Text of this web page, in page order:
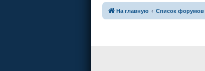
На главную Список форумов